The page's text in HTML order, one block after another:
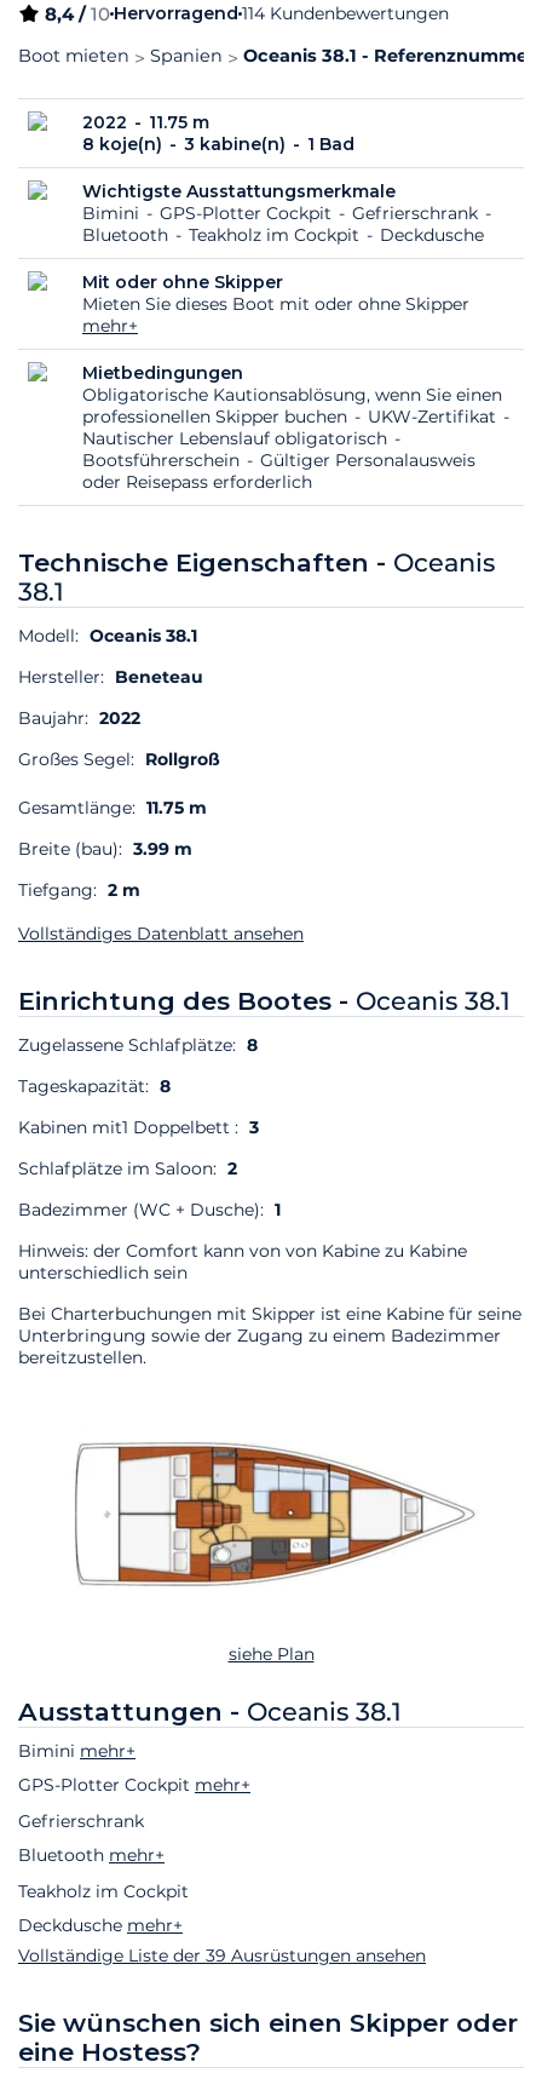
8,4 /10 Hervorragend 114 Kundenbewertungen
Boot mieten
Spanien Oceanis 38.1 - Referenznummer:
2022
11.75 m
8 koje(n)
3 kabine(n) 1 Bad
Wichtigste Ausstattungsmerkmale
Bimini
GPS-Plotter Cockpit
Gefrierschrank
Bluetooth
Teakholz im Cockpit Deckdusche
Mit oder ohne Skipper
Mieten Sie dieses Boot mit oder ohne Skipper
mehr+
Mietbedingungen
Obligatorische Kautionsablösung, wenn Sie einen
professionellen Skipper buchen
UKW-Zertifikat
Nautischer Lebenslauf obligatorisch
Bootsführerschein
Gültiger Personalausweis
oder Reisepass erforderlich
Technische Eigenschaften - Oceanis
38.1
Modell: Oceanis 38.1
Hersteller: Beneteau
Baujahr: 2022
Großes Segel: Rollgroß
Gesamtlänge: 11.75 m
Breite (bau): 3.99 m
Tiefgang: 2 m
Vollständiges Datenblatt ansehen
Einrichtung des Bootes - Oceanis 38.1
Zugelassene Schlafplätze: 8
Tageskapazität: 8
Kabinen mit1 Doppelbett : 3
Schlafplätze im Saloon: 2
Badezimmer (WC + Dusche): 1
Hinweis: der Comfort kann von von Kabine zu Kabine
unterschiedlich sein
Bei Charterbuchungen mit Skipper ist eine Kabine für seine
Unterbringung sowie der Zugang zu einem Badezimmer
bereitzustellen.
siehe Plan
Ausstattungen - Oceanis 38.1
Bimini mehr+
GPS-Plotter Cockpit mehr+
Gefrierschrank
Bluetooth mehr+
Teakholz im Cockpit
Deckdusche mehr+
Vollständige Liste der 39 Ausrüstungen ansehen
Sie wünschen sich einen Skipper oder
eine Hostess?